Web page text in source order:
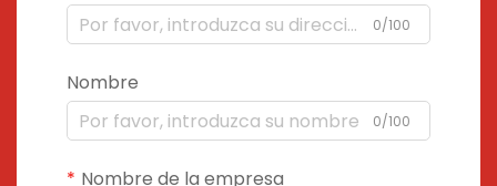
0/100
Nombre
0/100
Nombre de la empresa